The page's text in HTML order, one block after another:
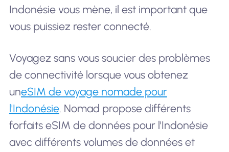
Indonésie vous mène, il est important que
vous puissiez rester connecté.
Voyagez sans vous soucier des problèmes
de connectivité lorsque vous obtenez
uneSIM de voyage nomade pour
l'Indonésie. Nomad propose différents
forfaits eSIM de données pour l'Indonésie
avec différents volumes de données et